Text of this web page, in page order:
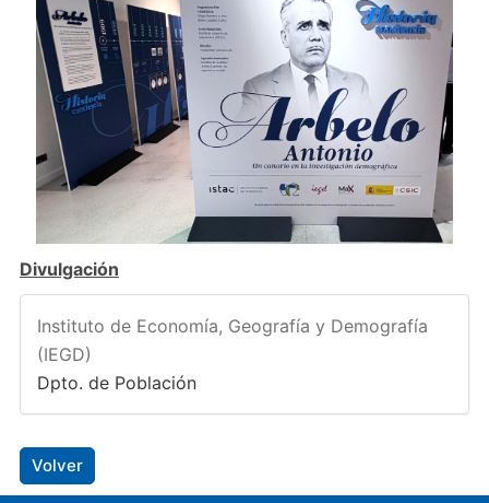
Divulgación
Instituto de Economía, Geografía y Demografía
(IEGD)
Dpto. de Población
Volver